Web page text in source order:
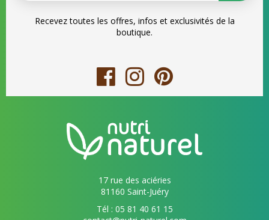
Recevez toutes les offres, infos et exclusivités de la
boutique.
17 rue des aciéries
81160 Saint-Juéry
Tél : 05 81 40 61 15